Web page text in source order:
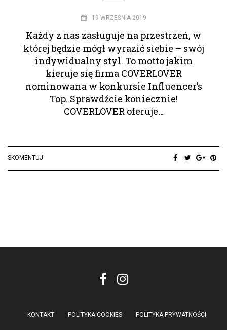
19 WRZEŚNIA 2019
Każdy z nas zasługuje na przestrzeń, w
której będzie mógł wyrazić siebie – swój
indywidualny styl. To motto jakim
kieruje się firma COVERLOVER
nominowana w konkursie Influencer’s
Top. Sprawdźcie koniecznie!
COVERLOVER oferuje…
SKOMENTUJ
KONTAKT POLITYKA COOKIES POLITYKA PRYWATNOŚCI